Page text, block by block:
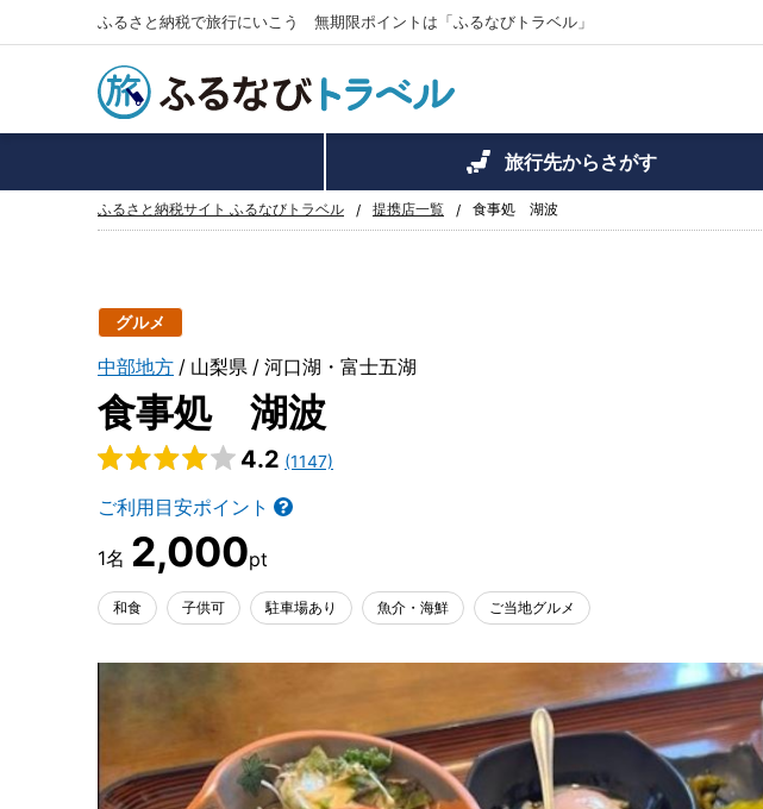
ふるさと納税で旅行にいこう 無期限ポイントは「ふるなびトラベル」
旅行先からさがす
ふるさと納税サイト ふるなびトラベル 提携店一覧 食事処 湖波
グルメ
中部地方 山梨県 河口湖・富士五湖
食事処 湖波
4.2 (1147)
ご利用目安ポイント
2,000
和食 子供可 駐車場あり 魚介・海鮮 ご当地グルメ